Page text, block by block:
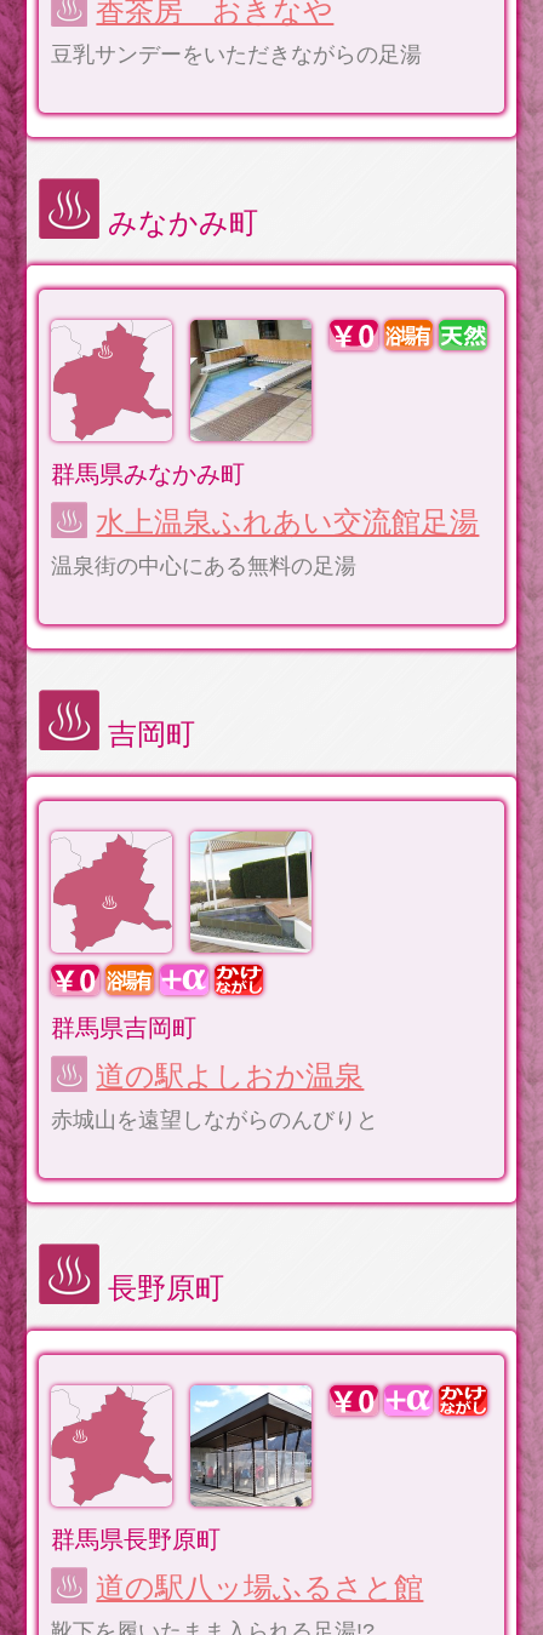
香茶房 おきなや
豆乳サンデーをいただきながらの足湯
みなかみ町
群馬県みなかみ町
水上温泉ふれあい交流館足湯
温泉街の中心にある無料の足湯
吉岡町
群馬県吉岡町
道の駅よしおか温泉
赤城山を遠望しながらのんびりと
長野原町
群馬県長野原町
道の駅八ッ場ふるさと館